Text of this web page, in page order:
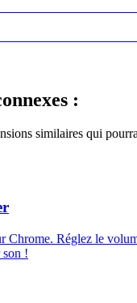
:
similaires qui
Chrome. Réglez le
!